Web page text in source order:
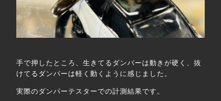
手で押したところ、生きてるダンパーは動きが硬く、抜
けてるダンパーは軽く動くように感じました。
実際のダンパーテスターでの計測結果です。